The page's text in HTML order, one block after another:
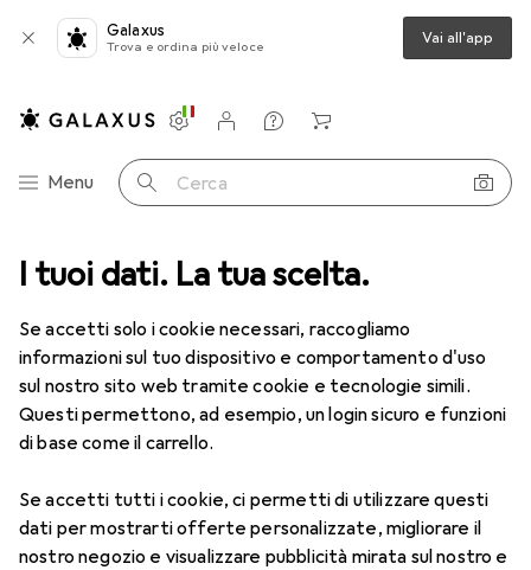
I tuoi dati. La tua scelta.
Se accetti solo i cookie necessari, raccogliamo
informazioni sul tuo dispositivo e comportamento d'uso
sul nostro sito web tramite cookie e tecnologie simili.
Questi permettono, ad esempio, un login sicuro e funzioni
di base come il carrello.
Se accetti tutti i cookie, ci permetti di utilizzare questi
dati per mostrarti offerte personalizzate, migliorare il
nostro negozio e visualizzare pubblicità mirata sul nostro e
Galaxus
Trova e ordina più veloce Vai all'app
Categoria Navigazione
Menu Cerca
Impostazioni
Conto cliente
Liste di confronto
Liste dei desideri
Carrello
Lettori codice a barre più
Questa pagina è sempre aggiornata e si aggiorna
automaticamente.
i
1. DatalogicQuickScan QM2500
Il QuickScan QM2500 è un eccezionale scanner